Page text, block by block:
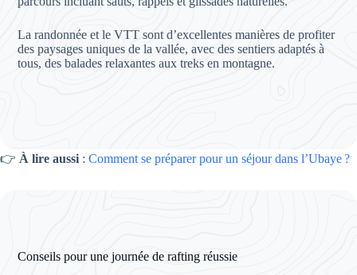
La randonnée et le VTT sont d’excellentes manières de profiter
des paysages uniques de la vallée, avec des sentiers adaptés à
tous, des balades relaxantes aux treks en montagne.
👉 À lire aussi : Comment se préparer pour un séjour dans l’Ubaye ?
Conseils pour une journée de rafting réussie